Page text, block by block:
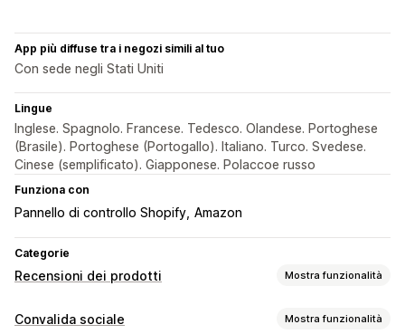
App più diffuse tra i negozi simili al tuo
Con sede negli Stati Uniti
Lingue
Inglese. Spagnolo. Francese. Tedesco. Olandese. Portoghese
(Brasile). Portoghese (Portogallo). Italiano. Turco. Svedese.
Cinese (semplificato). Giapponese. Polaccoe russo
Funziona con
Pannello di controllo Shopify Amazon
Categorie
Recensioni dei prodotti Mostra funzionalità
Opzioni di visualizzazione
Convalida sociale Mostra funzionalità